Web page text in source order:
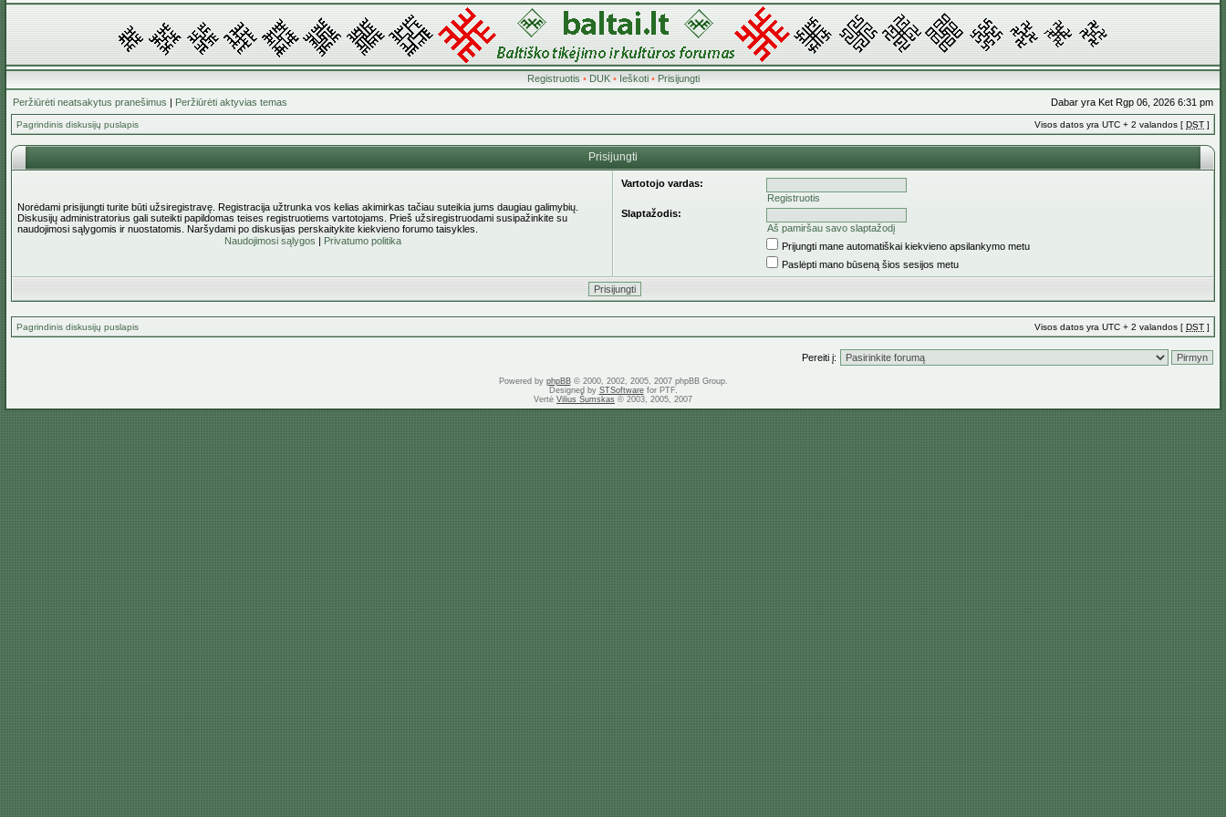
Registruotis • DUK• Ieškoti• Prisijungti
Peržiūrėti neatsakytus pranešimus | Peržiūrėti aktyvias temas Dabar yra Ket Rgp 06, 2026 6:31 pm
Pagrindinis diskusijų puslapis Visos datos yra UTC + 2 valandos [ DST ]
Prisijungti
Norėdami prisijungti turite būti užsiregistravę. Registracija užtrunka vos kelias akimirkas tačiau suteikia jums daugiau galimybių.
Diskusijų administratorius gali suteikti papildomas teises registruotiems vartotojams. Prieš užsiregistruodami susipažinkite su
naudojimosi sąlygomis ir nuostatomis. Naršydami po diskusijas perskaitykite kiekvieno forumo taisykles.
Naudojimosi sąlygos | Privatumo politika
Vartotojo vardas:
Registruotis
Slaptažodis:
Aš pamiršau savo slaptažodį
Prijungti mane automatiškai kiekvieno apsilankymo metu
Paslėpti mano būseną šios sesijos metu
Pagrindinis diskusijų puslapis Visos datos yra UTC + 2 valandos [ DST ]
Pereiti į:
Powered by phpBB© 2000, 2002, 2005, 2007 phpBB Group.
Designed by STSoftwarefor PTF.
Vertė Vilius Šumskas © 2003, 2005, 2007